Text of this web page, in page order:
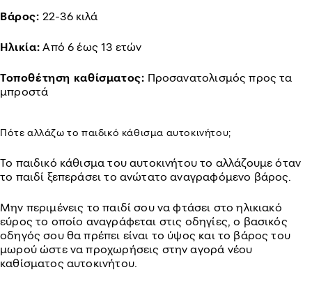
Βάρος: 22-36 κιλά
Ηλικία: Από 6 έως 13 ετών
Τοποθέτηση καθίσματος: Προσανατολισμός προς τα
μπροστά
Πότε αλλάζω το παιδικό κάθισμα αυτοκινήτου;
To παιδικό κάθισμα του αυτοκινήτου το αλλάζουμε όταν
το παιδί ξεπεράσει το ανώτατο αναγραφόμενο βάρος.
Μην περιμένεις το παιδί σου να φτάσει στο ηλικιακό
εύρος το οποίο αναγράφεται στις οδηγίες, ο βασικός
οδηγός σου θα πρέπει είναι το ύψος και το βάρος του
μωρού ώστε να προχωρήσεις στην αγορά νέου
καθίσματος αυτοκινήτου.